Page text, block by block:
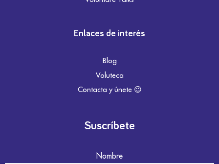
Enlaces de interés
Blog
Voluteca
Contacta y únete 😉
Suscríbete
Nombre